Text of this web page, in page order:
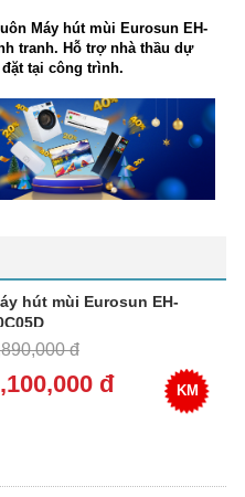
Máy hút mùi Eurosun EH-
tranh. Hỗ trợ nhà thầu dự
tại công trình.
hút mùi Eurosun EH-
đ
đ KM